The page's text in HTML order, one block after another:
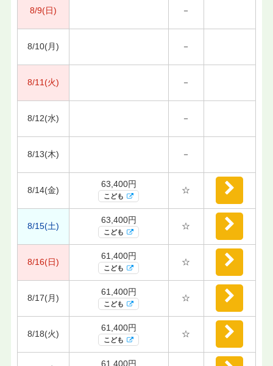
8/9(日) －
8/10(月) －
8/11(火) －
8/12(水) －
8/13(木) －
8/14(金)
63,400円
こども
☆
8/15(土)
63,400円
こども
☆
8/16(日)
61,400円
こども
☆
8/17(月)
61,400円
こども
☆
8/18(火)
61,400円
こども
☆
61,400円